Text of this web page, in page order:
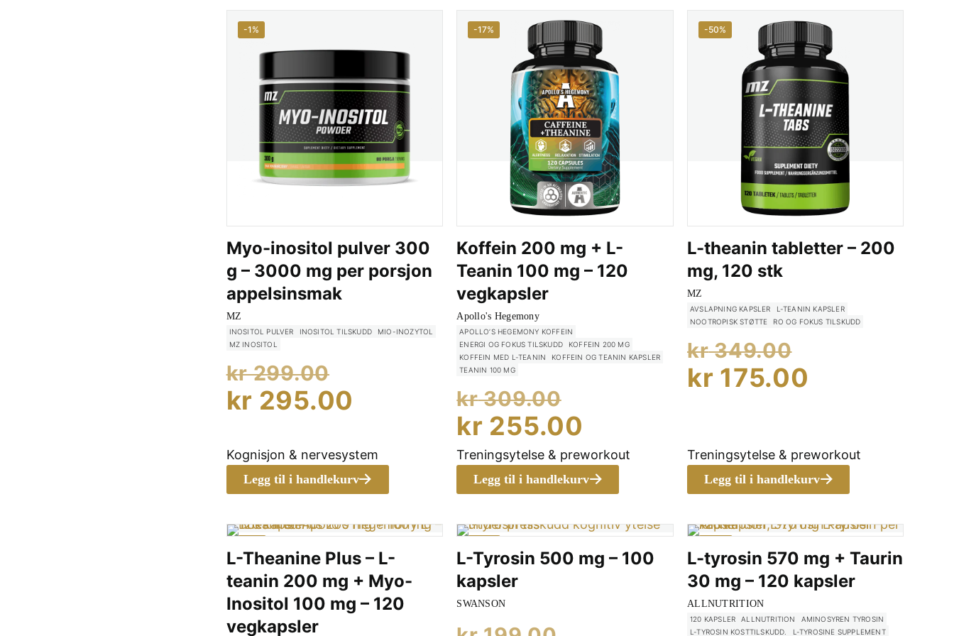
-1%
Myo-inositol pulver 300
g – 3000 mg per porsjon
appelsinsmak
MZ
INOSITOL PULVER INOSITOL TILSKUDD
MIO-INOZYTOL
MZ INOSITOL
kr299.00
Opprinnelig
pris
kr 299.00.
kr 295.00 Nåværende
er:
kr 295.00.
Legg til i handlekurv
Kognisjon & nervesystem
-17%
Koffein 200 mg + L-
Teanin 100 mg – 120
vegkapsler
Apollo's Hegemony
APOLLO’S HEGEMONY KOFFEIN
ENERGI OG FOKUS TILSKUDD
KOFFEIN 200 MG
KOFFEIN MED L-TEANIN
KOFFEIN OG TEANIN KAPSLER
TEANIN 100 MG
kr309.00
Opprinnelig
pris
var:
kr 309.00.
kr 255.00
pris
er:
Legg til i handlekurv
Treningsytelse & preworkout
-50%
L-theanin tabletter – 200
mg, 120 stk
MZ
AVSLAPNING KAPSLER
L-TEANIN KAPSLER
NOOTROPISK STØTTE
RO OG FOKUS TILSKUDD
kr349.00
pris
kr 175.00
kr 175.00.
Legg til i handlekurv
Treningsytelse & preworkout
L-Theanine Plus – L-
teanin 200 mg + Myo-
Inositol 100 mg – 120
vegkapsler
L-Tyrosin 500 mg – 100
kapsler
SWANSON
L-tyrosin 570 mg + Taurin
30 mg – 120 kapsler
ALLNUTRITION
120 KAPSLER ALLNUTRITION
AMINOSYREN TYROSIN
L-TYROSIN KOSTTILSKUDD.
L-TYROSINE SUPPLEMENT